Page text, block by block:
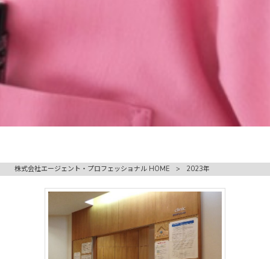
株式会社エージェント・プロフェッショナル HOME > 2023年